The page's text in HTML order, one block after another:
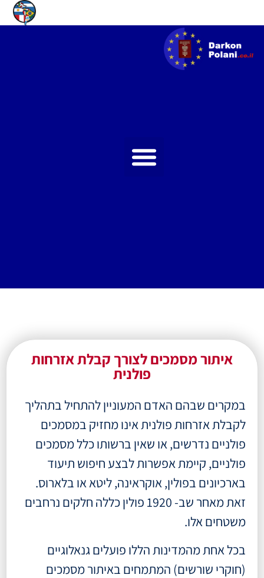
איתור מסמכים לצורך קבלת אזרחות
פולנית
במקרים שבהם האדם המעוניין להתחיל בתהליך
לקבלת אזרחות פולנית אינו מחזיק במסמכים
פולניים נדרשים, או שאין ברשותו כלל מסמכים
פולניים, קיימת אפשרות לבצע חיפוש תיעוד
בארכיונים בפולין, אוקראינה, ליטא או בלארוס.
זאת מאחר שב- 1920 פולין כללה חלקים נרחבים
משטחים אלו.
בכל אחת מהמדינות הללו פועלים גנאלוגיים
(חוקרי שורשים) המתמחים באיתור מסמכים